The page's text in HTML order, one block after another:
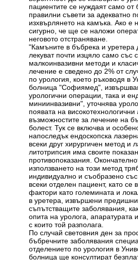
пациентите се нуждаят само от
правилни съвети за адекватно
изхвърлянето на камъка. Ако е
сигурно, че ще се наложи
неговото отстраняване.
"Камъните в бъбрека и уретера
лекуват почти изцяло само със
малкоинвазивни методи и
лечение е сведено до 2% от
по урология, което ръководя в
болница "Софиямед",
урологични операции, така и
миниинвазивни", уточнява
появата на
възможностите за лечение на
болест. Тук се включва и
напоследък ендоскопска
всеки друг хирургичен метод и
литотрипсия има своите
противопоказания.
използването на този метод
индивидуално и съобразено
всеки отделен пациент, като се
фактори като големината и
в уретера, извършени предишни
съпътстващите заболявания,
опита на уролога, апаратурата
с които той разполага.
По случай световния ден за
бъбречните заболявания
отделението по урология в
болница ще консултират